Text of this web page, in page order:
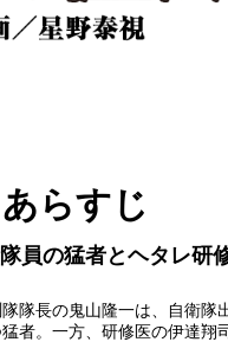
あらすじ
員の猛者とヘタレ研
隊長の鬼山隆一は、自衛隊
者。一方、研修医の伊達翔